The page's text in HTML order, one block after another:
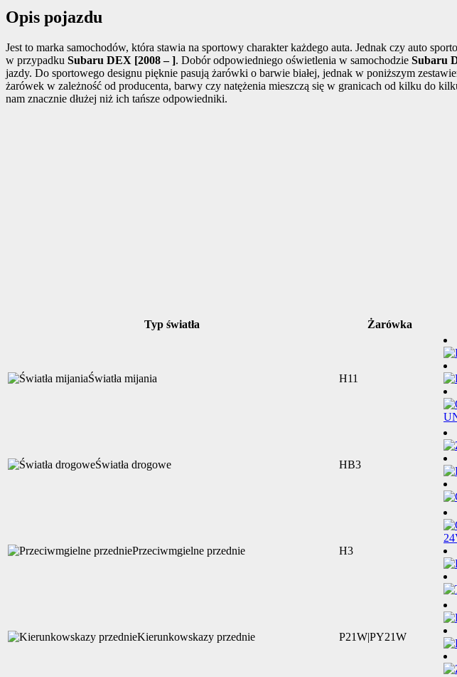
Opis pojazdu
Jest to marka samochodów, która stawia na sportowy charakter każdego auta. Jednak czy auto
w przypadku Subaru DEX [2008 – ]. Dobór odpowiedniego oświetlenia w samochodzie Subaru
jazdy. Do sportowego designu pięknie pasują żarówki o barwie białej, jednak w poniższym
żarówek w zależność od producenta, barwy czy natężenia mieszczą się w granicach od kilku do
nam znacznie dłużej niż ich tańsze odpowiedniki.
Typ światła Żarówka
Światła mijania H11
Światła drogowe HB3
Przeciwmgielne przednie H3
Kierunkowskazy przednie P21W|PY21W